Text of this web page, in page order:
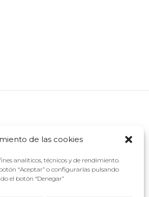
de las cookies
analíticos, técnicos y de rendimiento.
“Aceptar” o configurarlas pulsando
el botón “Denegar”